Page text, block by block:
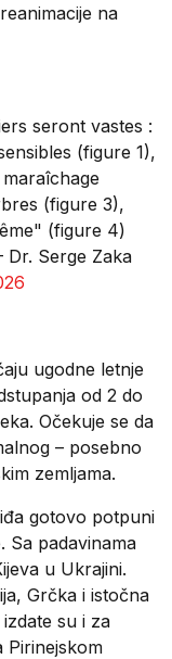
na
seront vastes :
(figure 1),
(figure 3),
(figure 4)
Serge Zaka
ugodne letnje
od 2 do
Očekuje se da
– posebno
zemljama.
gotovo potpuni
Sa padavinama
u Ukrajini.
Grčka i istočna
su i za
Pirinejskom